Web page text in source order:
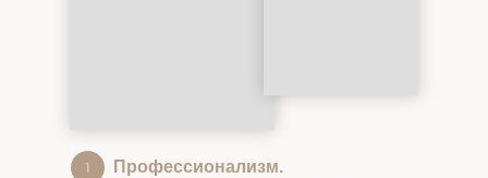
Профессионализм.